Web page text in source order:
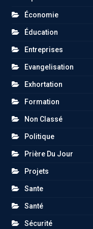
Économie
Éducation
Entreprises
Evangelisation
Exhortation
Formation
Non Classé
Politique
Prière Du Jour
Projets
Sante
Santé
Sécurité